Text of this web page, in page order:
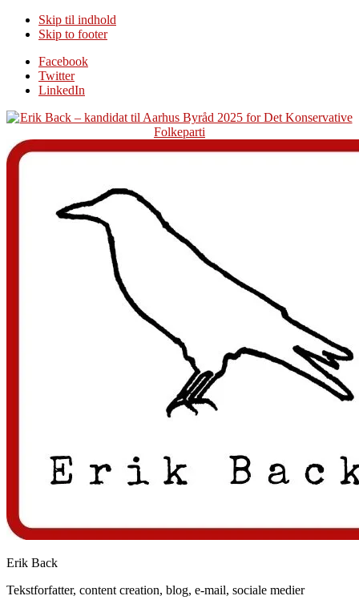
Skip til indhold
Skip to footer
Additional
menu
Facebook
Twitter
LinkedIn
Erik Back
Tekstforfatter, content creation, blog, e-mail, sociale medier